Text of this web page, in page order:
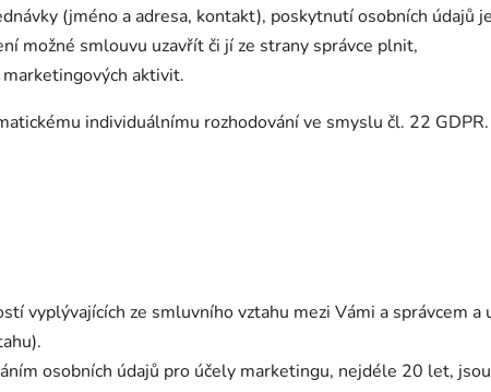
(jméno a adresa, kontakt), poskytnutí osobních údajů
možné smlouvu uzavřít či jí ze strany správce plnit,
aktivit.
individuálnímu rozhodování ve smyslu čl. 22
vyplývajících ze smluvního vztahu mezi Vámi a správcem
osobních údajů pro účely marketingu, nejdéle 20 let,